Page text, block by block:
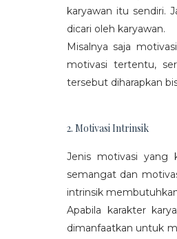
karyawan itu sendiri.
dicari oleh karyawan.
Misalnya saja
motivasi tertentu,
tersebut diharapkan
2. Motivasi Intrinsik
Jenis motivasi yang
semangat dan
intrinsik
Apabila karakter
dimanfaatkan untuk